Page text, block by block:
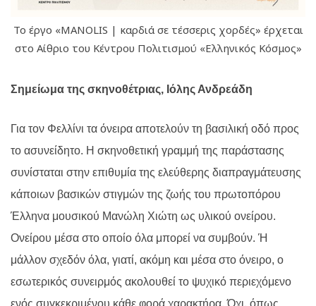
Το έργο «MANOLIS | καρδιά σε τέσσερις χορδές» έρχεται
στο Αίθριο του Κέντρου Πολιτισμού «Ελληνικός Κόσμος»
Σημείωμα της σκηνοθέτριας, Ιόλης Ανδρεάδη
Για τον Φελλίνι τα όνειρα αποτελούν τη βασιλική οδό προς
το ασυνείδητο. Η σκηνοθετική γραμμή της παράστασης
συνίσταται στην επιθυμία της ελεύθερης διαπραγμάτευσης
κάποιων βασικών στιγμών της ζωής του πρωτοπόρου
Έλληνα μουσικού Μανώλη Χιώτη ως υλικού ονείρου.
Ονείρου μέσα στο οποίο όλα μπορεί να συμβούν. Ή
μάλλον σχεδόν όλα, γιατί, ακόμη και μέσα στο όνειρο, ο
εσωτερικός συνειρμός ακολουθεί το ψυχικό περιεχόμενο